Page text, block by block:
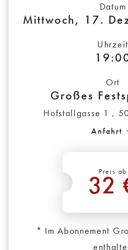
Datum
Mittwoch, 17.
Uhrzeit
Ort
Großes
Hofstallgasse 1 ,
Anfahrt
Preis ab
32
* Im Abonnement